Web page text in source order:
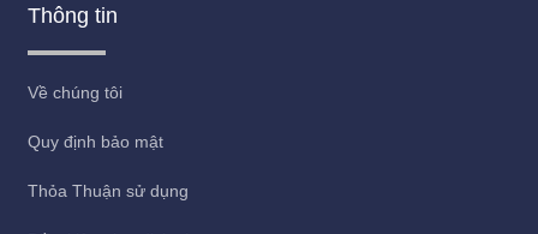
Thông tin
Về chúng tôi
Quy định bảo mật
Thỏa Thuận sử dụng